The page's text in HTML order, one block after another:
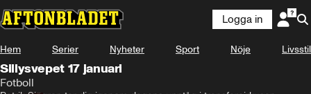
Logga in
Hem Serier Nyheter Sport Nöje Livsstil
Sillysvepet 17 januari
Fotboll